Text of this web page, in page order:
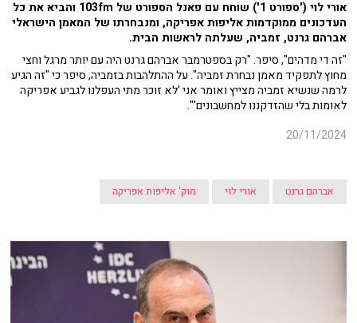
אורי לוי ('ספורט 1') שוחח עם פאנל הספורט של 103fm והביא את כל
העדכונים ממוקדמות אליפות אפריקה, ומנבחרתו של המאמן הישראלי
אברהם גרנט, זמביה, שעלתה לראשות הבית.
"זה די מדהים", סיפר. "רק בספטרמבר אברהם גרנט היה עם יותר מרגל וחצי
מחוץ לתפקיד מאמן נבחרת זמביה". על ההתלהבות בזמביה, סיפר כי "זה הגיע
לרמה שנשיא זמביה מצייץ ואומר אני 'לא זוכר מתי העפלנו לגביע אפריקה
לאומות בלי שהזדקננו למחשבונים'".
20/11/2024
אברהם גרנט אורי לוי מוק' אליפות אפריקה